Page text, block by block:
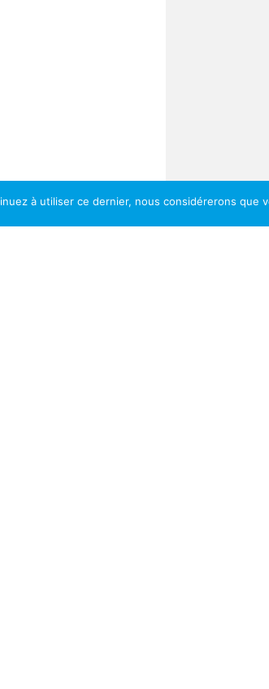
à utiliser ce dernier, nous considérerons que